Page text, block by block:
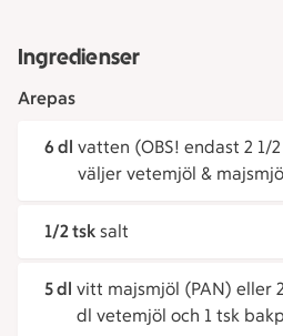
Ingredienser
Arepas
6 dl vatten (OBS! endast 2 1/
väljer vetemjöl &
1/2 tsk salt
5 dl vitt majsmjöl (PAN) eller
dl vetemjöl och 1 tsk